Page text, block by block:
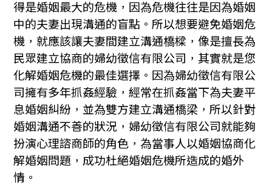
得是婚姻最大的危機，因為危機往往是因為婚姻
中的夫妻出現溝通的盲點。所以想要避免婚姻危
機，就應該讓夫妻間建立溝通橋樑，像是擅長為
民眾建立協商的婦幼徵信有限公司，其實就是您
化解婚姻危機的最佳選擇。因為婦幼徵信有限公
司擁有多年抓姦經驗，經常在抓姦當下為夫妻平
息婚姻糾紛，並為雙方建立溝通橋梁，所以針對
婚姻溝通不善的狀況，婦幼徵信有限公司就能夠
扮演心理諮商師的角色，為當事人以婚姻協商化
解婚姻問題，成功杜絕婚姻危機所造成的婚外
情。